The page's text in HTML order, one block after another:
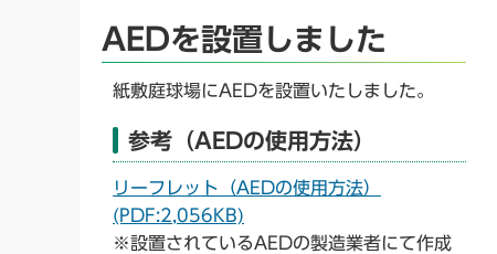
AEDを設置しました
紙敷庭球場にAEDを設置いたしました。
参考（AEDの使用方法）
リーフレット（AEDの使用方法）
(PDF:2,056KB)
※設置されているAEDの製造業者にて作成